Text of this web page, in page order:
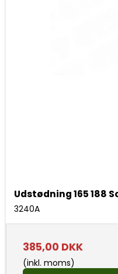
Udstødning 165 188
3240A
385,00 DKK
(inkl. moms)